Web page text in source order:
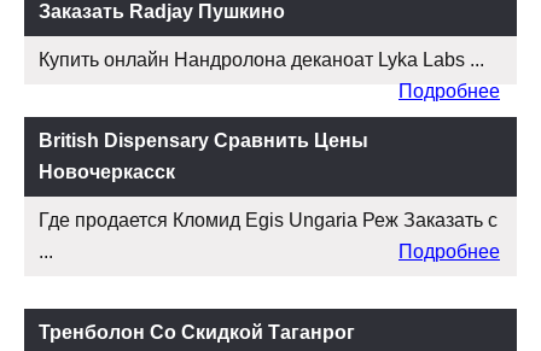
Заказать Radjay Пушкино
Купить онлайн Нандролона деканоат Lyka Labs ...
Подробнее
British Dispensary Сравнить Цены
Новочеркасск
Где продается Кломид Egis Ungaria Реж Заказать с
...
Подробнее
Тренболон Со Скидкой Таганрог